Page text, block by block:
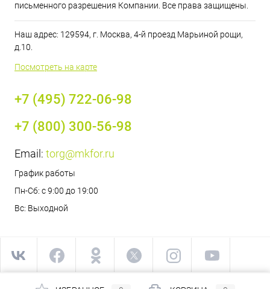
письменного разрешения Компании. Все права защищены.
Наш адрес: 129594, г. Москва, 4-й проезд Марьиной рощи,
д.10.
Посмотреть на карте
+7 (495) 722-06-98
+7 (800) 300-56-98
Email: torg@mkfor.ru
График работы
Пн-Сб: с 9:00 до 19:00
Вс: Выходной